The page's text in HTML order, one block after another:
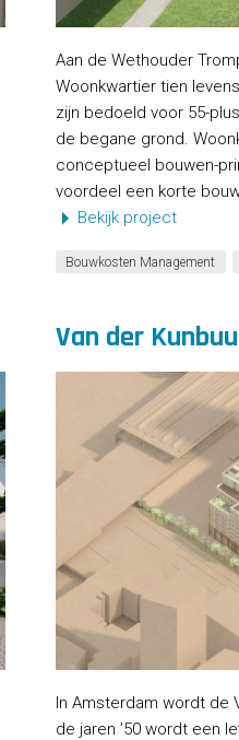
Aan de Wethouder
Woonkwartier tien
zijn bedoeld voor 55-
de begane grond.
conceptueel bouwen-
voordeel een korte
Bekijk project
Bouwkosten Management
Van der
In Amsterdam wordt de
de jaren ’50 wordt een